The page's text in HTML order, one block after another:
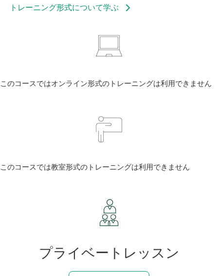
トレーニング形式について学ぶ
このコースではオンライン形式のトレーニングは利用できません
このコースでは教室形式のトレーニングは利用できません
プライベートレッスン